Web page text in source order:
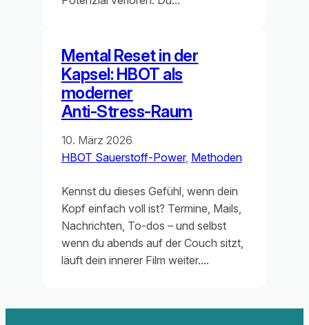
Mental Reset in der
Kapsel: HBOT als
moderner
Anti‑Stress‑Raum
10. März 2026
HBOT Sauerstoff-Power, Methoden
Kennst du dieses Gefühl, wenn dein
Kopf einfach voll ist? Termine, Mails,
Nachrichten, To‑dos – und selbst
wenn du abends auf der Couch sitzt,
läuft dein innerer Film weiter.…